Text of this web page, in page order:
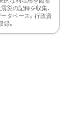
災の記録を収集、
タベース。行政資
録。